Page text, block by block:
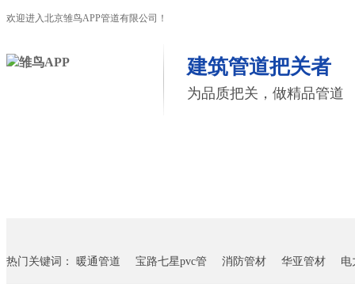
欢迎进入北京雏鸟APP管道有限公司！
建筑管道把关者
为品质把关，做精品管道
热门关键词： 暖通管道 宝路七星pvc管 消防管材 华亚管材 电